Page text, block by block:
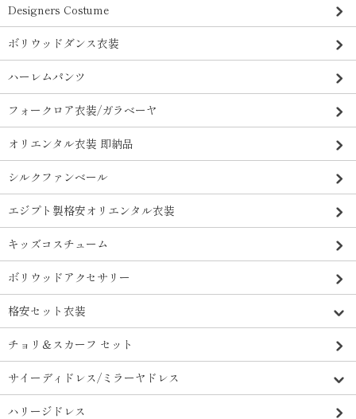
Designers Costume
ボリウッドダンス衣装
ハーレムパンツ
フォークロア衣装/ガラベーヤ
オリエンタル衣装 即納品
シルクファンベール
エジプト製格安オリエンタル衣装
キッズコスチューム
ボリウッドアクセサリー
格安セット衣装
チョリ＆スカーフ セット
サイーディドレス/ミラーヤドレス
ハリージドレス